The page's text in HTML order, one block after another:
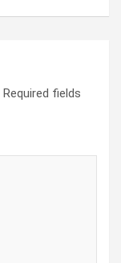
Required fields